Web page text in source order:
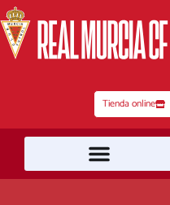
al
contenido
Tienda online